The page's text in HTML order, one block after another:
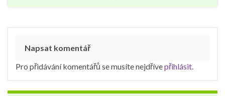
Napsat komentář
Pro přidávání komentářů se musíte nejdřívepřihlásit.